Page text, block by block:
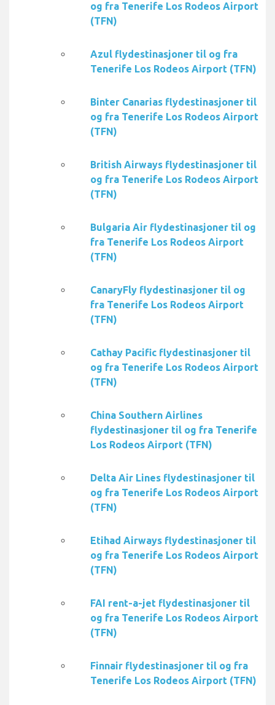
og fra Tenerife Los Rodeos Airport
(TFN)
Azul flydestinasjoner til og fra
Tenerife Los Rodeos Airport (TFN)
Binter Canarias flydestinasjoner til
og fra Tenerife Los Rodeos Airport
(TFN)
British Airways flydestinasjoner til
og fra Tenerife Los Rodeos Airport
(TFN)
Bulgaria Air flydestinasjoner til og
fra Tenerife Los Rodeos Airport
(TFN)
CanaryFly flydestinasjoner til og
fra Tenerife Los Rodeos Airport
(TFN)
Cathay Pacific flydestinasjoner til
og fra Tenerife Los Rodeos Airport
(TFN)
China Southern Airlines
flydestinasjoner til og fra Tenerife
Los Rodeos Airport (TFN)
Delta Air Lines flydestinasjoner til
og fra Tenerife Los Rodeos Airport
(TFN)
Etihad Airways flydestinasjoner til
og fra Tenerife Los Rodeos Airport
(TFN)
FAI rent-a-jet flydestinasjoner til
og fra Tenerife Los Rodeos Airport
(TFN)
Finnair flydestinasjoner til og fra
Tenerife Los Rodeos Airport (TFN)